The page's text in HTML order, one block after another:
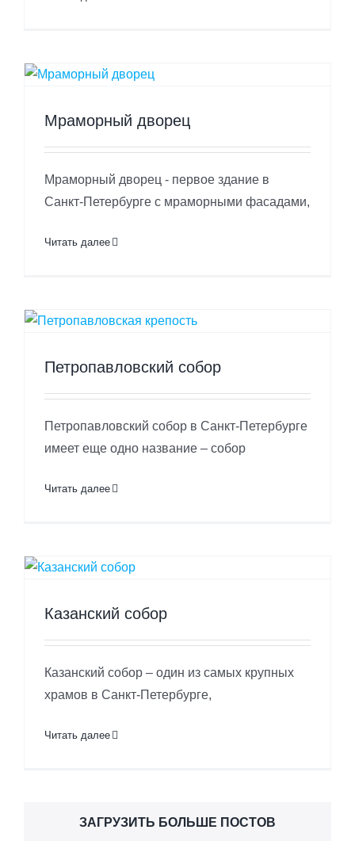
Мраморный дворец
Мраморный дворец - первое здание в
Санкт-Петербурге с мраморными фасадами,
Читать далее
Петропавловский собор
Петропавловский собор в Санкт-Петербурге
имеет еще одно название – собор
Читать далее
Казанский собор
Казанский собор – один из самых крупных
храмов в Санкт-Петербурге,
Читать далее
ЗАГРУЗИТЬ БОЛЬШЕ ПОСТОВ